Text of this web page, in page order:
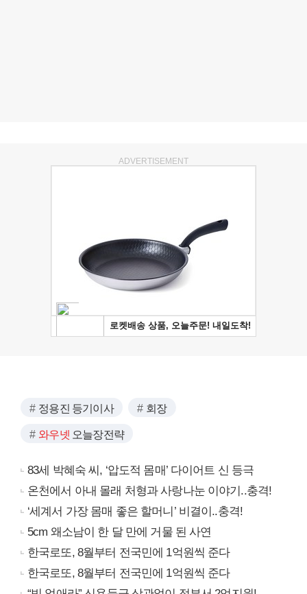
ADVERTISEMENT
정용진 등기이사 회장
와우넷 오늘장전략
83세 박혜숙 씨, ‘압도적 몸매’ 다이어트 신 등극
온천에서 아내 몰래 처형과 사랑나눈 이야기..충격!
‘세계서 가장 몸매 좋은 할머니’ 비결이..충격!
5cm 왜소남이 한 달 만에 거물 된 사연
한국로또, 8월부터 전국민에 1억원씩 준다
한국로또, 8월부터 전국민에 1억원씩 준다